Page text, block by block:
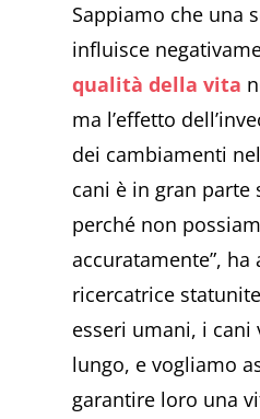
Sappiamo che una
influisce
qualità della vita
ma l’effetto
dei cambiamenti
cani è in gran parte
perché non
accuratamente”, ha
ricercatrice
esseri umani, i cani
lungo, e vogliamo
garantire loro una